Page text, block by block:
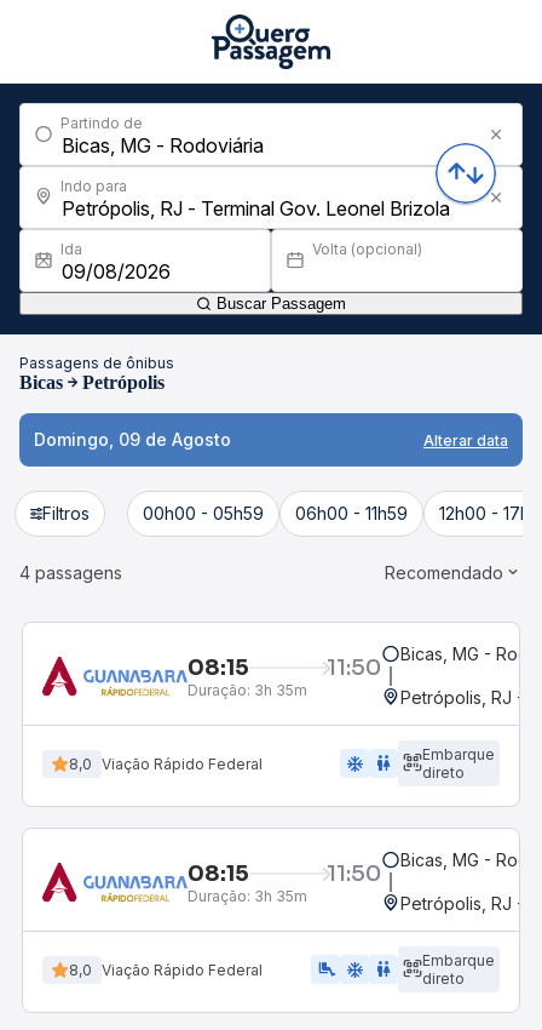
Partindo de
Indo para
Ida Volta (opcional)
Buscar Passagem
Passagens de ônibus
Bicas Petrópolis
Domingo, 09 de Agosto Alterar data
Filtros 00h00 - 05h59 06h00 - 11h59 12h00 -
4 passagens Recomendado
08:15 11:50
Duração: 3h 35m
Bicas, MG -
Petrópolis, RJ -
8,0 Viação Rápido Federal ac_unit wc
Embarque
direto
08:15 11:50
Duração: 3h 35m
Bicas, MG -
Petrópolis, RJ -
8,0 Viação Rápido Federal airline_seat_legroom_extra ac_unit wc
Embarque
direto